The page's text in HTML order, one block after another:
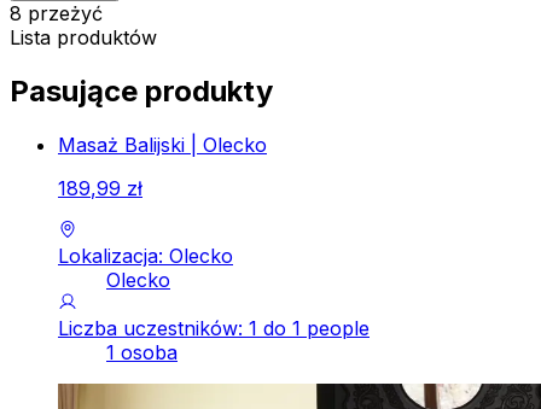
8 przeżyć
Lista produktów
Pasujące produkty
Masaż Balijski | Olecko
189,99 zł
Lokalizacja: Olecko
Olecko
Liczba uczestników: 1 do 1 people
1 osoba